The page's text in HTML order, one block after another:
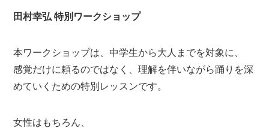
田村幸弘 特別ワークショップ
本ワークショップは、中学生から大人までを対象に、
感覚だけに頼るのではなく、理解を伴いながら踊りを深
めていくための特別レッスンです。
女性はもちろん、